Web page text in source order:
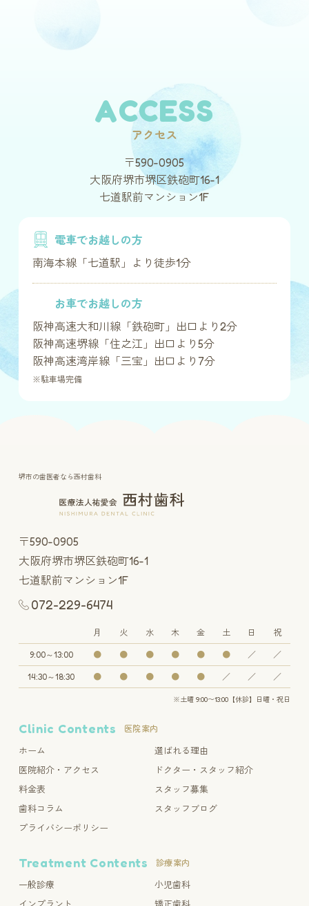
ACCESS
アクセス
〒590-0905
大阪府堺市堺区鉄砲町16-1
七道駅前マンション1F
電車でお越しの方
南海本線「七道駅」より徒歩1分
お車でお越しの方
阪神高速大和川線「鉄砲町」出口より2分
阪神高速堺線「住之江」出口より5分
阪神高速湾岸線「三宝」出口より7分
※駐車場完備
堺市の歯医者なら西村歯科
〒590-0905
大阪府堺市堺区鉄砲町16-1
七道駅前マンション1F
072-229-6474
月 火 水 木 金 土 日 祝
9:00～13:00 ● ● ● ● ● ● ／ ／
14:30～18:30 ● ● ● ● ● ／ ／ ／
※土曜 9:00〜13:00【休診】日曜・祝日
Clinic Contents 医院案内
ホーム
選ばれる理由
医院紹介・アクセス
ドクター・スタッフ紹介
料金表
スタッフ募集
歯科コラム
スタッフブログ
プライバシーポリシー
Treatment Contents 診療案内
一般診療
小児歯科